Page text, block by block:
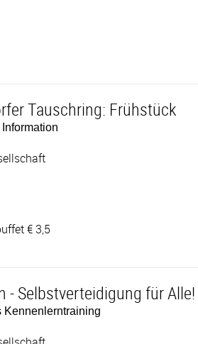
Tauschring: Frühstück
€ 3,5
- Selbstverteidigung für Alle!
Kennenlerntraining